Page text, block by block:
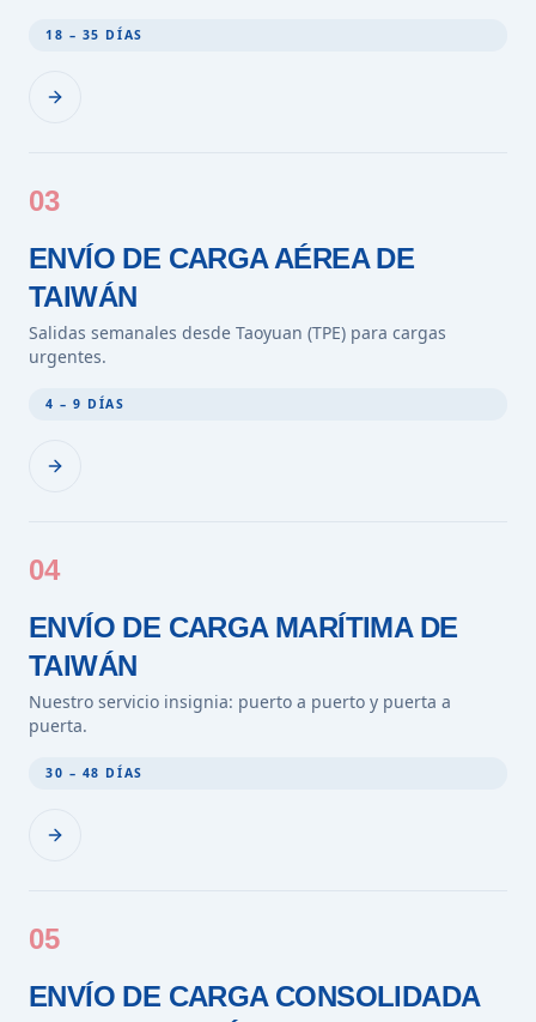
18 – 35 DÍAS
03
ENVÍO DE CARGA AÉREA DE
TAIWÁN
Salidas semanales desde Taoyuan (TPE) para cargas
urgentes.
4 – 9 DÍAS
04
ENVÍO DE CARGA MARÍTIMA DE
TAIWÁN
Nuestro servicio insignia: puerto a puerto y puerta a
puerta.
30 – 48 DÍAS
05
ENVÍO DE CARGA CONSOLIDADA